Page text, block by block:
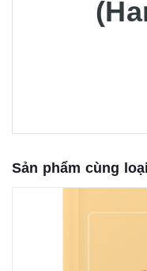
Sản phẩm cùng loại